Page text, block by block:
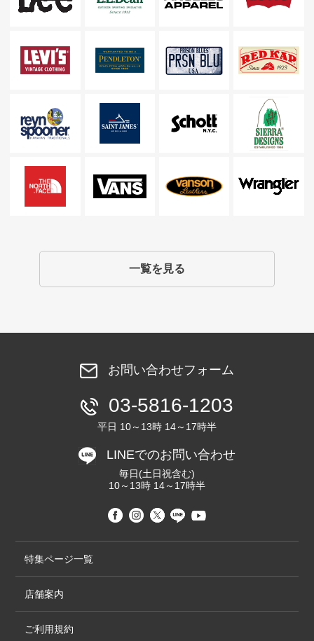
一覧を見る
お問い合わせフォーム
03-5816-1203
平日 10～13時 14～17時半
LINEでのお問い合わせ
毎日(土日祝含む)
10～13時 14～17時半
特集ページ一覧
店舗案内
ご利用規約